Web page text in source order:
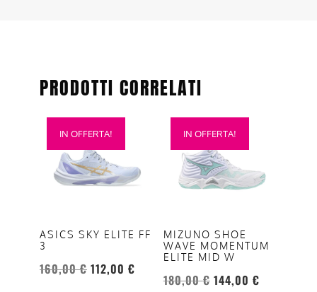
PRODOTTI CORRELATI
IN OFFERTA!
ASICS SKY ELITE FF
3
160,00€ 112,00 €
Questo
prodotto
più
opzioni
possono
essere
IN OFFERTA!
MIZUNO SHOE
WAVE MOMENTUM
ELITE MID W
180,00€ 144,00 €
Questo
prodotto
varianti.
opzioni
possono
essere
scelte